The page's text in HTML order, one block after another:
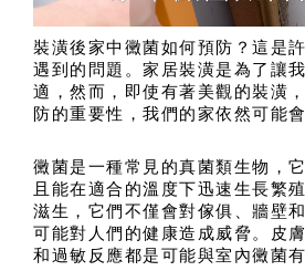
裝潢後家中黴菌如何預防？這是
遇到的問題。家居裝潢是為了讓
適，然而，即使有著美觀的裝潢
防的重要性，我們的家依然可能
黴菌是一種常見的真菌類生物，
且能在適合的溫度下迅速生長繁
滋生，它們不僅會對傢俱、牆壁
可能對人們的健康造成威脅。皮
和過敏反應都是可能與室內黴菌